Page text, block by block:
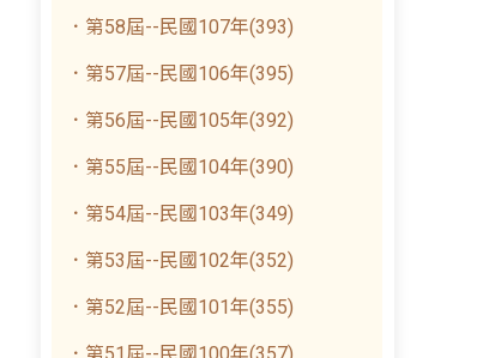
．第58屆--民國107年(393)
．第57屆--民國106年(395)
．第56屆--民國105年(392)
．第55屆--民國104年(390)
．第54屆--民國103年(349)
．第53屆--民國102年(352)
．第52屆--民國101年(355)